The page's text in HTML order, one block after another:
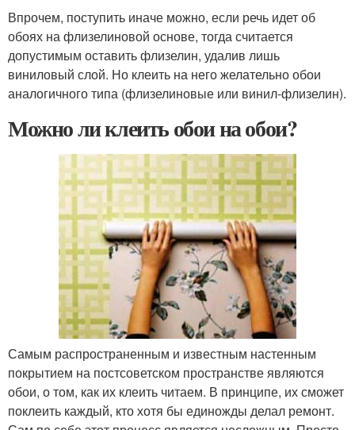
Впрочем, поступить иначе можно, если речь идет об
обоях на флизелиновой основе, тогда считается
допустимым оставить флизелин, удалив лишь
виниловый слой. Но клеить на него желательно обои
аналогичного типа (флизелиновые или винил-флизелин).
Можно ли клеить обои на обои?
Самым распространенным и известным настенным
покрытием на постсоветском пространстве являются
обои, о том, как их клеить читаем. В принципе, их сможет
поклеить каждый, кто хотя бы единожды делал ремонт.